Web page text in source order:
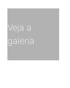
Veja a
galeria